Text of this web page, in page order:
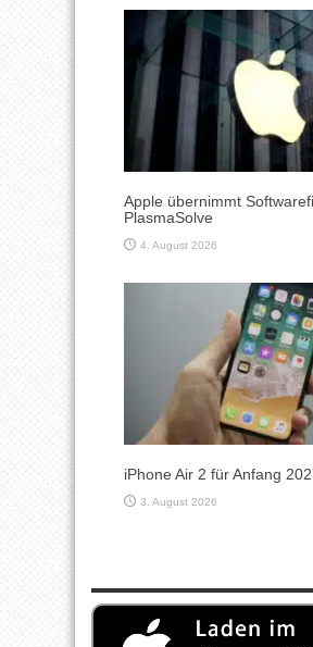
Apple übernimmt
PlasmaSolve
4. August 2026
iPhone Air 2 für Anfang
3. August 2026